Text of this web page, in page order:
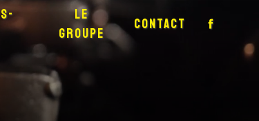
Le
groupe
Contact